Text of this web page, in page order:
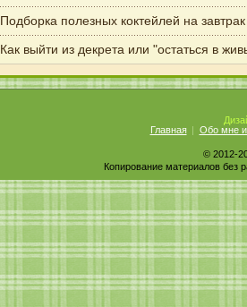
Елена
Лена, спасибо за чудесный рецепт. Я собираю
Оксана
А у меня вопрос от капитана очевидность :-[ : 14
У меня на кухне всегда найдется недоеденное
Маруся
Спасибо за полезный рецептик)))) И за видео
Лена, кексики очень забавные получились! Я
Подборка полезных коктейлей на завтрак
Как выйти из декрета или "остаться в
Главная
Обо мне и
© 2012-
Копирование материалов без